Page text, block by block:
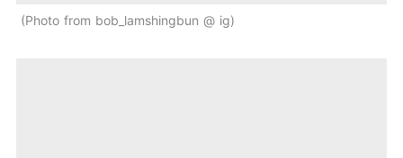
Photo from bob_lamshingbun @ ig